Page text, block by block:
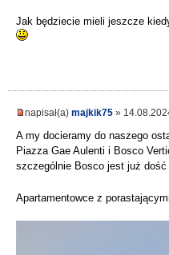
Jak będziecie mieli jeszcze
napisał(a) majkik75 »
A my docieramy do naszego
Piazza Gae Aulenti i Bosco
szczególnie Bosco jest już
Apartamentowce z